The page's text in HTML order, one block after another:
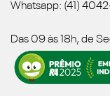
Whatsapp: (41)
Das 09 às 18h, de